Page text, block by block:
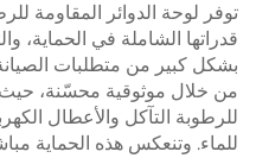
توفر لوحة الدوائر المقاومة
قدراتها الشاملة في الحماية،
بشكل كبير من متطلبات
من خلال موثوقية محسّنة، حيث
للرطوبة التآكل والأعطال
للماء. وتنعكس هذه الحماية